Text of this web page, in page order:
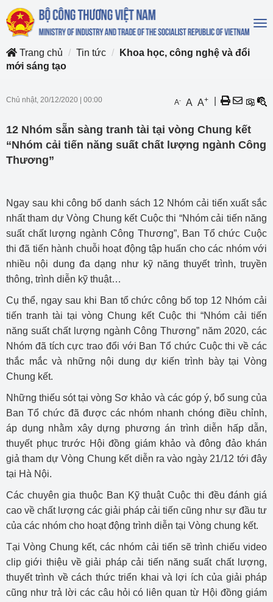
Trang chủ
Tin tức
Khoa học, công nghệ và đổi
mới sáng tạo
Chủ nhật, 20/12/2020 00:00 A- A A+
12 Nhóm sẵn sàng tranh tài tại vòng Chung kết
“Nhóm cải tiến năng suất chất lượng ngành Công
Thương”
Ngay sau khi công bố danh sách 12 Nhóm cải tiến xuất sắc
nhất tham dự Vòng Chung kết Cuộc thi “Nhóm cải tiến năng
suất chất lượng ngành Công Thương”, Ban Tổ chức Cuộc
thi đã tiến hành chuỗi hoạt động tập huấn cho các nhóm với
nhiều nội dung đa dạng như kỹ năng thuyết trình, truyền
thông, trình diễn kỹ thuật…
Cụ thể, ngay sau khi Ban tổ chức công bố top 12 Nhóm cải
tiến tranh tài tại vòng Chung kết Cuộc thi “Nhóm cải tiến
năng suất chất lượng ngành Công Thương” năm 2020, các
Nhóm đã tích cực trao đổi với Ban Tổ chức Cuộc thi về các
thắc mắc và những nội dung dự kiến trình bày tại Vòng
Chung kết.
Những thiếu sót tại vòng Sơ khảo và các góp ý, bổ sung của
Ban Tổ chức đã được các nhóm nhanh chóng điều chỉnh,
áp dụng nhằm xây dựng phương án trình diễn hấp dẫn,
thuyết phục trước Hội đồng giám khảo và đông đảo khán
giả tham dự Vòng Chung kết diễn ra vào ngày 21/12 tới đây
tại Hà Nội.
Các chuyên gia thuộc Ban Kỹ thuật Cuộc thi đều đánh giá
cao về chất lượng các giải pháp cải tiến cũng như sự đầu tư
của các nhóm cho hoạt động trình diễn tại Vòng chung kết.
Tại Vòng Chung kết, các nhóm cải tiến sẽ trình chiếu video
clip giới thiệu về giải pháp cải tiến năng suất chất lượng,
thuyết trình về cách thức triển khai và lợi ích của giải pháp
cũng như trả lời các câu hỏi có liên quan từ Hội đồng giám